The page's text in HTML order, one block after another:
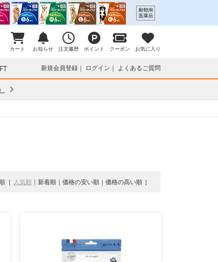
カート お知らせ 注文履歴 ポイント クーポン お気に入り
新規会員登録 ログイン よくあるご質問
人気順 新着順 価格の安い順 価格の高い順